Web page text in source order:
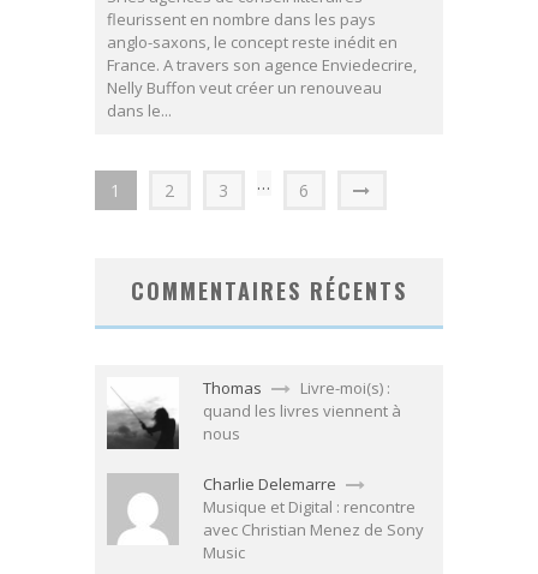
fleurissent en nombre dans les pays
anglo-saxons, le concept reste inédit en
France. A travers son agence Enviedecrire,
Nelly Buffon veut créer un renouveau
dans le...
1 2 3 … 6
COMMENTAIRES RÉCENTS
Thomas
Livre-moi(s) :
quand les livres viennent à
nous
Charlie Delemarre
Musique et Digital : rencontre
avec Christian Menez de Sony
Music